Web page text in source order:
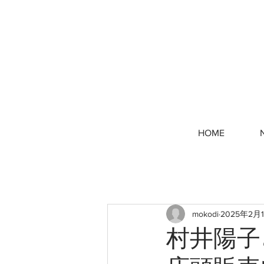
HOME
村井陽
mokodi 2025年2月